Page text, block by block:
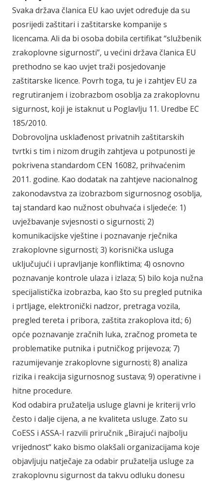
Svaka država članica EU kao uvjet određuje da su
posrijedi zaštitari i zaštitarske kompanije s
licencama. Ali da bi osoba dobila certifikat “službenik
zrakoplovne sigurnosti”, u većini država članica EU
prethodno se kao uvjet traži posjedovanje
zaštitarske licence. Povrh toga, tu je i zahtjev EU za
regrutiranjem i izobrazbom osoblja za zrakoplovnu
sigurnost, koji je istaknut u Poglavlju 11. Uredbe EC
185/2010.
Dobrovoljna usklađenost privatnih zaštitarskih
tvrtki s tim i nizom drugih zahtjeva u potpunosti je
pokrivena standardom CEN 16082, prihvaćenim
2011. godine. Kao dodatak na zahtjeve nacionalnog
zakonodavstva za izobrazbom sigurnosnog osoblja,
taj standard kao nužnost obuhvaća i sljedeće: 1)
uvježbavanje svjesnosti o sigurnosti; 2)
komunikacijske vještine i poznavanje rječnika
zrakoplovne sigurnosti; 3) korisnička usluga
uključujući i upravljanje konfliktima; 4) osnovno
poznavanje kontrole ulaza i izlaza; 5) bilo koja nužna
specijalistička izobrazba, kao što su pregled putnika
i prtljage, elektronički nadzor, pretraga vozila,
pregled tereta i pribora, zaštita zrakoplova itd.; 6)
opće poznavanje zračnih luka, zračnog prometa te
problematike putnika i putničkog prijevoza; 7)
razumijevanje zrakoplovne sigurnosti; 8) analiza
rizika i reakcija sigurnosnog sustava; 9) operativne i
hitne procedure.
Kod odabira pružatelja usluge glavni je kriterij vrlo
često i dalje cijena, a ne kvaliteta usluge. Zato su
CoESS i ASSA-I razvili priručnik „Birajući najbolju
vrijednost“ kako bismo olakšali organizacijama koje
objavljuju natječaje za odabir pružatelja usluge za
zrakoplovnu sigurnost da takvu odluku donesu